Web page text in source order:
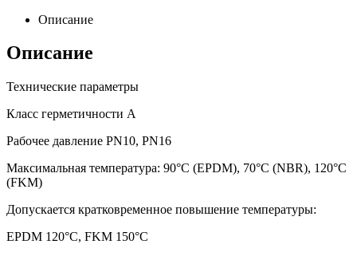
Описание
Описание
Технические параметры
Класс герметичности А
Рабочее давление PN10, PN16
Максимальная температура: 90°C (EPDM), 70°C (NBR), 120°C
(FKM)
Допускается кратковременное повышение температуры:
EPDM 120°C, FKM 150°C